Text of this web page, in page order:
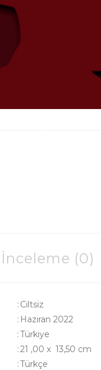
İnceleme (0)
: Ciltsiz
: Haziran 2022
:Türkiye
:21 ,00 x 13,50 cm
:Türkçe